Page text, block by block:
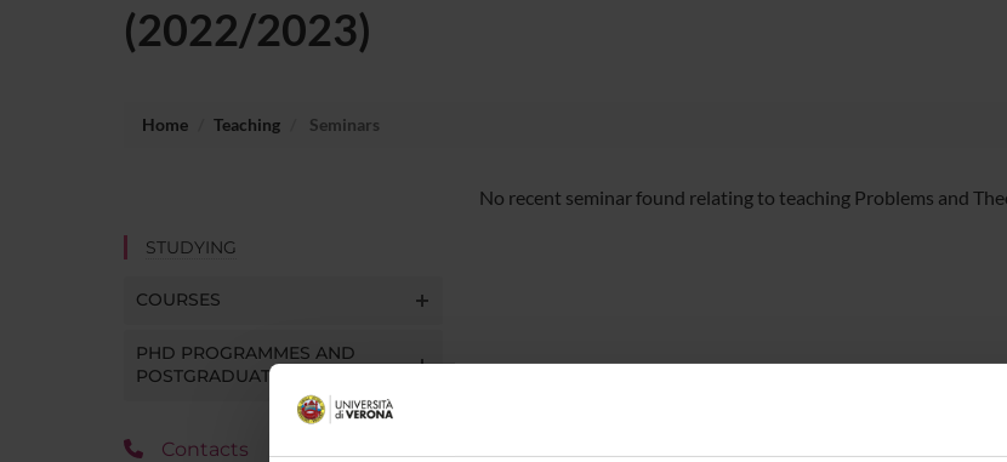
(2022/2023)
Home Teaching Seminars
STUDYING
COURSES
PHD PROGRAMMES AND
POSTGRADUATE TRAINING
Contacts
No recent seminar found relating to teaching Problems and